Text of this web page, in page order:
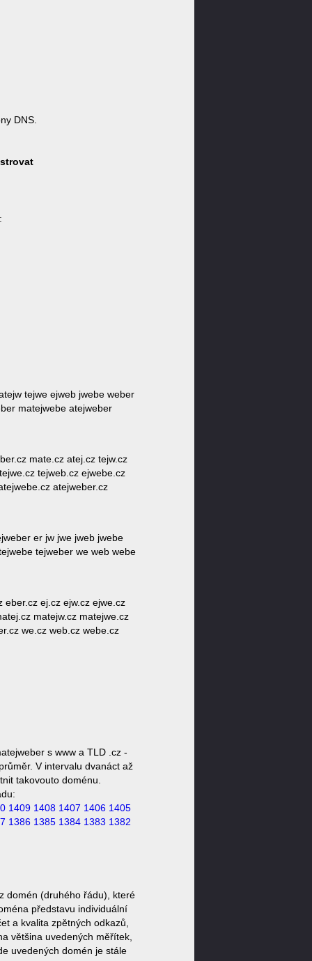
DNS.
tejwe ejweb jwebe weber
matejwebe atejweber
mate.cz atej.cz tejw.cz
tejweb.cz ejwebe.cz
atejweber.cz
er jw jwe jweb jwebe
tejweber we web webe
ej.cz ejw.cz ejwe.cz
matejw.cz matejwe.cz
we.cz web.cz webe.cz
s www a TLD .cz -
V intervalu dvanáct až
takovouto doménu.
1409 1408 1407 1406 1405
1386 1385 1384 1383 1382
domén (druhého řádu), které
představu individuální
a kvalita zpětných odkazů,
většina uvedených měřítek,
uvedených domén je stále